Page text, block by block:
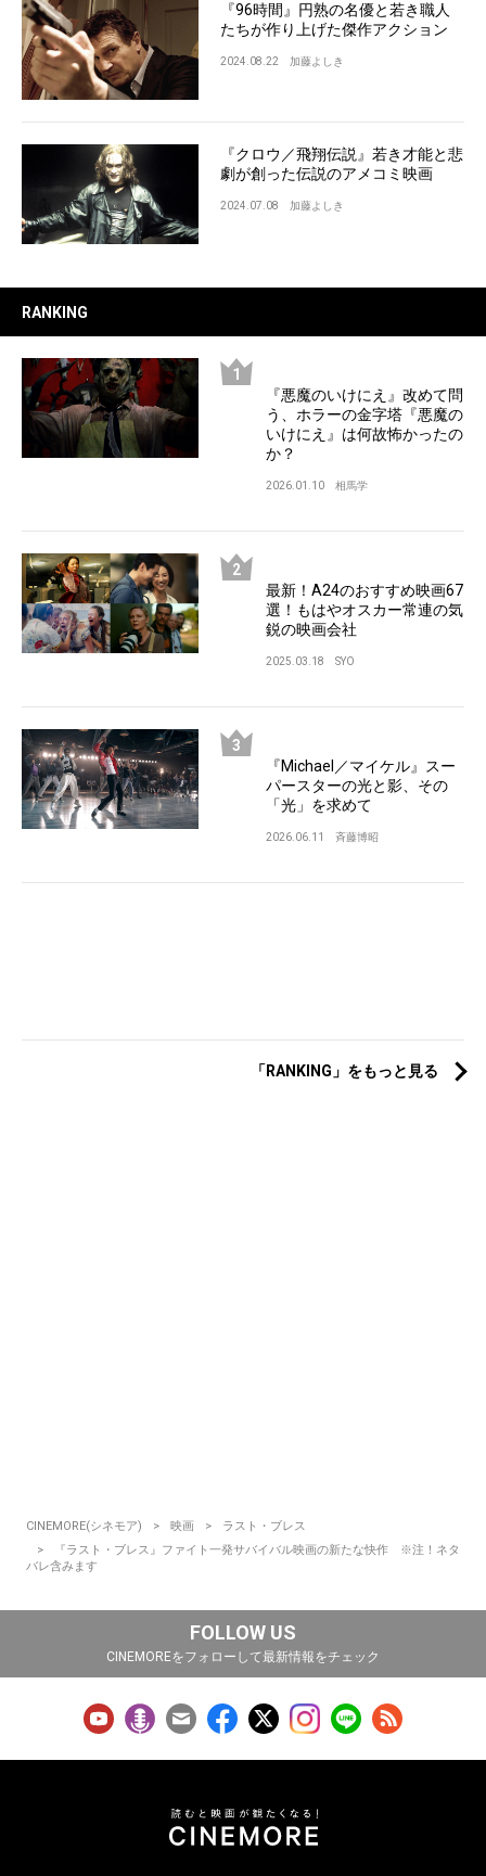
『96時間』円熟の名優と若き職人
たちが作り上げた傑作アクション
2024.08.22 加藤よしき
『クロウ／飛翔伝説』若き才能と悲
劇が創った伝説のアメコミ映画
2024.07.08 加藤よしき
RANKING
『悪魔のいけにえ』改めて問
う、ホラーの金字塔『悪魔の
いけにえ』は何故怖かったの
か？
2026.01.10 相馬学
最新！A24のおすすめ映画67
選！もはやオスカー常連の気
鋭の映画会社
2025.03.18 SYO
『Michael／マイケル』スー
パースターの光と影、その
「光」を求めて
2026.06.11 斉藤博昭
「RANKING」をもっと見る
CINEMORE(シネモア) 映画
ラスト・ブレス
『ラスト・ブレス』ファイト一発サバイバル映画の新たな快作 ※注！ネタ
バレ含みます
FOLLOW US
CINEMOREをフォローして最新情報をチェック